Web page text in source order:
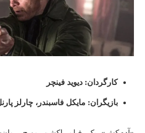
کارگردان: دیوید فینچر
بازیگران: مایکل فاسبندر، چارلز